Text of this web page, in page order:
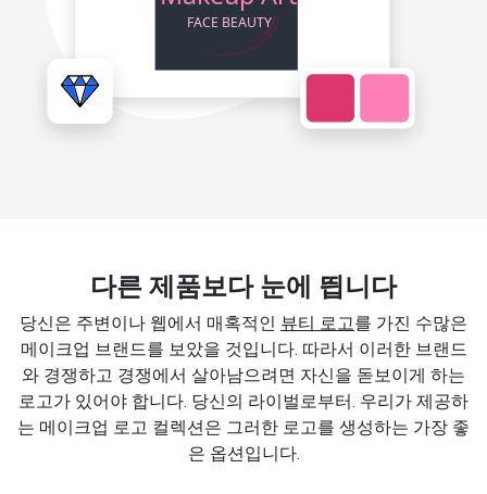
다른 제품보다 눈에 띕니다
당신은 주변이나 웹에서 매혹적인 뷰티 로고를 가진 수많은
메이크업 브랜드를 보았을 것입니다. 따라서 이러한 브랜드
와 경쟁하고 경쟁에서 살아남으려면 자신을 돋보이게 하는
로고가 있어야 합니다. 당신의 라이벌로부터. 우리가 제공하
는 메이크업 로고 컬렉션은 그러한 로고를 생성하는 가장 좋
은 옵션입니다.